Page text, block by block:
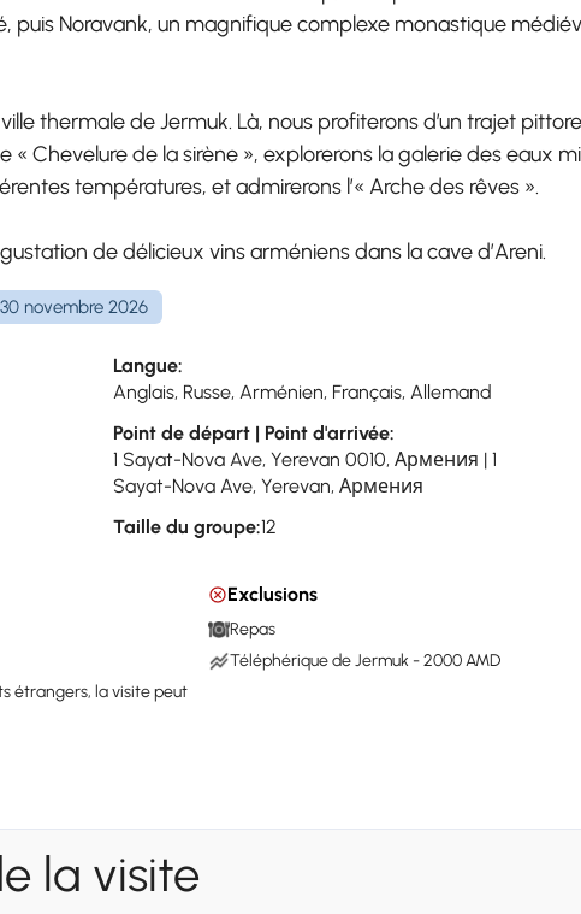
puis Noravank, un magnifique complexe monastique
thermale de Jermuk. Là, nous profiterons d’un trajet
« Chevelure de la sirène », explorerons la galerie des eaux
températures, et admirerons l’« Arche des rêves ».
de délicieux vins arméniens dans la cave d’Areni.
novembre 2026
Langue:
Anglais, Russe, Arménien, Français, Allemand
Point de départ | Point d'arrivée:
1 Sayat-Nova Ave, Yerevan 0010, Армения | 1
Sayat-Nova Ave, Yerevan, Армения
Taille du groupe:12
étrangers, la visite peut
Exclusions
Repas
Téléphérique de Jermuk - 2000 AMD
la visite